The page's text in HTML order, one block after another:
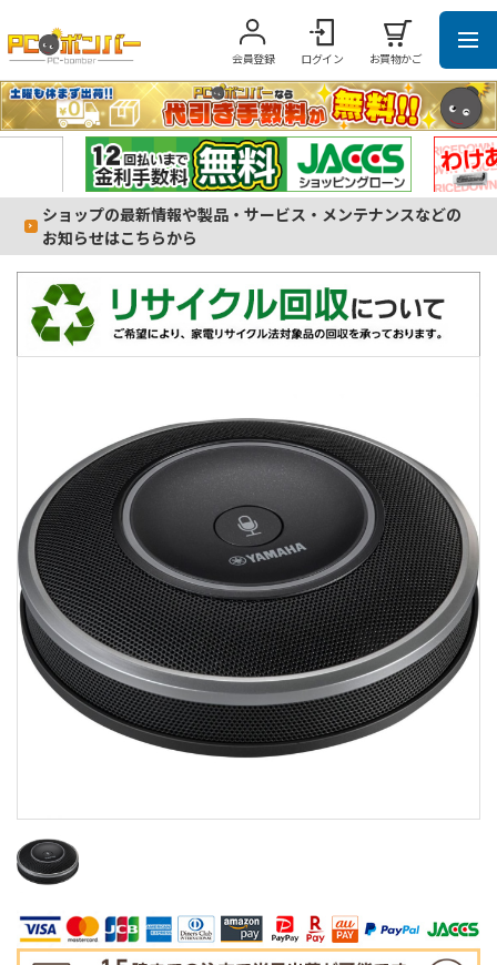
会員登録 ログイン お買物かご
ショップの最新情報や製品・サービス・メンテナンスなどの
お知らせはこちらから